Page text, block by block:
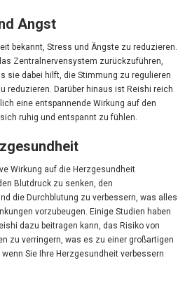
Angst
bekannt, Stress und Ängste zu reduzieren.
Zentralnervensystem zurückzuführen,
sie dabei hilft, die Stimmung zu regulieren
reduzieren. Darüber hinaus ist Reishi reich
eine entspannende Wirkung auf den
ruhig und entspannt zu fühlen.
Wirkung auf die Herzgesundheit
Blutdruck zu senken, den
die Durchblutung zu verbessern, was alles
vorzubeugen. Einige Studien haben
dazu beitragen kann, das Risiko von
zu verringern, was es zu einer großartigen
Sie Ihre Herzgesundheit verbessern